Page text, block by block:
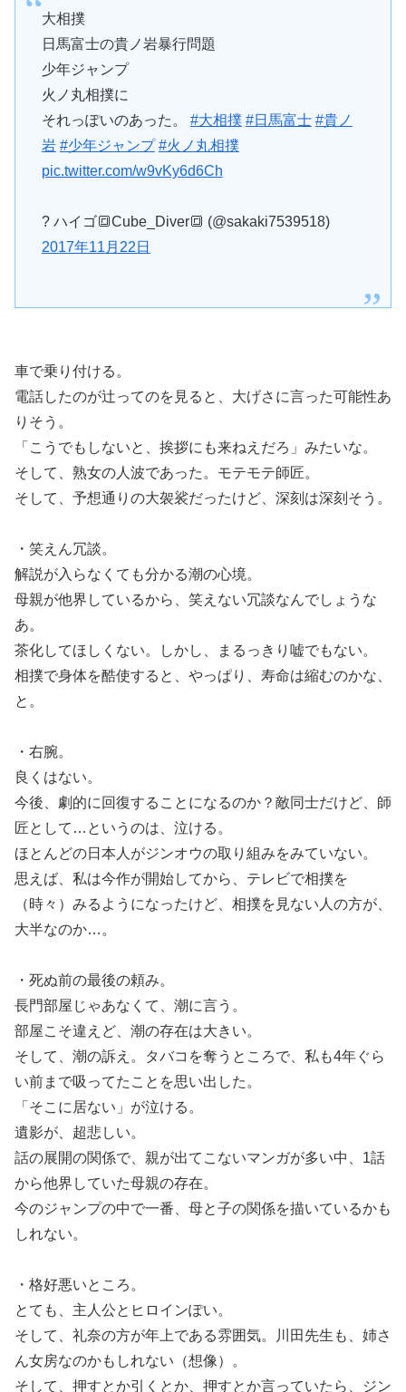
大相撲
日馬富士の貴ノ岩暴行問題
少年ジャンプ
火ノ丸相撲に
それっぽいのあった。 #大相撲 #日馬富士 #貴ノ
岩 #少年ジャンプ #火ノ丸相撲
pic.twitter.com/w9vKy6d6Ch
? ハイゴ🔳Cube_Diver🔳 (@sakaki7539518)
2017年11月22日
車で乗り付ける。
電話したのが辻ってのを見ると、大げさに言った可能性あ
りそう。
「こうでもしないと、挨拶にも来ねえだろ」みたいな。
そして、熟女の人波であった。モテモテ師匠。
そして、予想通りの大袈裟だったけど、深刻は深刻そう。
・笑えん冗談。
解説が入らなくても分かる潮の心境。
母親が他界しているから、笑えない冗談なんでしょうな
あ。
茶化してほしくない。しかし、まるっきり嘘でもない。
相撲で身体を酷使すると、やっぱり、寿命は縮むのかな、
と。
・右腕。
良くはない。
今後、劇的に回復することになるのか？敵同士だけど、師
匠として…というのは、泣ける。
ほとんどの日本人がジンオウの取り組みをみていない。
思えば、私は今作が開始してから、テレビで相撲を
（時々）みるようになったけど、相撲を見ない人の方が、
大半なのか…。
・死ぬ前の最後の頼み。
長門部屋じゃあなくて、潮に言う。
部屋こそ違えど、潮の存在は大きい。
そして、潮の訴え。タバコを奪うところで、私も4年ぐら
い前まで吸ってたことを思い出した。
「そこに居ない」が泣ける。
遺影が、超悲しい。
話の展開の関係で、親が出てこないマンガが多い中、1話
から他界していた母親の存在。
今のジャンプの中で一番、母と子の関係を描いているかも
しれない。
・格好悪いところ。
とても、主人公とヒロインぽい。
そして、礼奈の方が年上である雰囲気。川田先生も、姉さ
ん女房なのかもしれない（想像）。
そして、押すとか引くとか、押すとか言っていたら、ジン